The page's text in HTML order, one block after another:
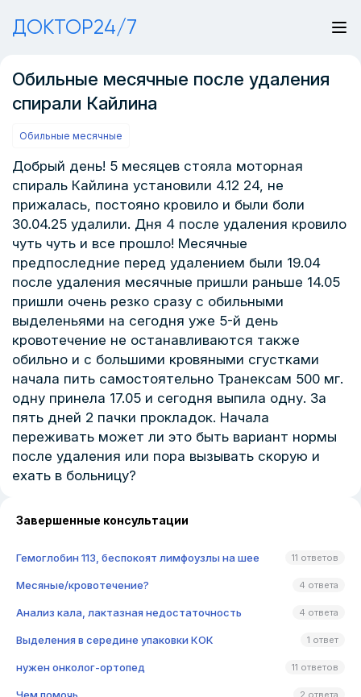
ДОКТОР24/7
Обильные месячные после удаления
спирали Кайлина
Обильные месячные
Добрый день! 5 месяцев стояла моторная
спираль Кайлина установили 4.12 24, не
прижалась, постояно кровило и были боли
30.04.25 удалили. Дня 4 после удаления кровило
чуть чуть и все прошло! Месячные
предпоследние перед удалением были 19.04
после удаления месячные пришли раньше 14.05
пришли очень резко сразу с обильными
выделеньями на сегодня уже 5-й день
кровотечение не останавливаются также
обильно и с большими кровяными сгустками
начала пить самостоятельно Транексам 500 мг.
одну принела 17.05 и сегодня выпила одну. За
пять дней 2 пачки прокладок. Начала
переживать может ли это быть вариант нормы
после удаления или пора вызывать скорую и
ехать в больницу?
Завершенные консультации
Гемоглобин 113, беспокоят лимфоузлы на шее 11 ответов
Месяные/кровотечение? 4 ответа
Анализ кала, лактазная недостаточность 4 ответа
Выделения в середине упаковки КОК 1 ответ
нужен онколог-ортопед 11 ответов
2 ответа